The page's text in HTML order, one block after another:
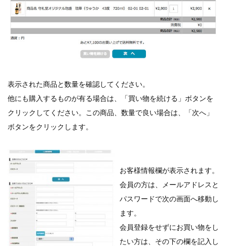
表示された商品と数量を確認してください。
他にも購入するものが有る場合は、「買い物を続ける」ボタンを
クリックしてください。この商品、数量で良い場合は、「次へ」
ボタンをクリックします。
お客様情報欄が表示されます。
会員の方は、メールアドレスと
パスワードで次の画面へ移動し
ます。
会員登録をせずにお買い物をし
たい方は、その下の欄を記入し